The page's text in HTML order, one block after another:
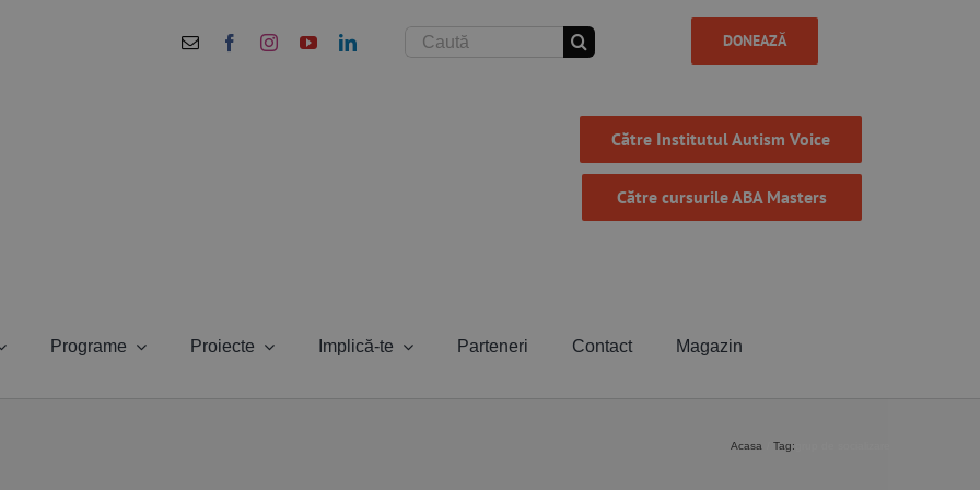
Cautare... DONEAZĂ
Către Institutul Autism Voice
Către cursurile ABA Masters
Programe Proiecte Implică-te Parteneri Contact Magazin
Acasa Tag: